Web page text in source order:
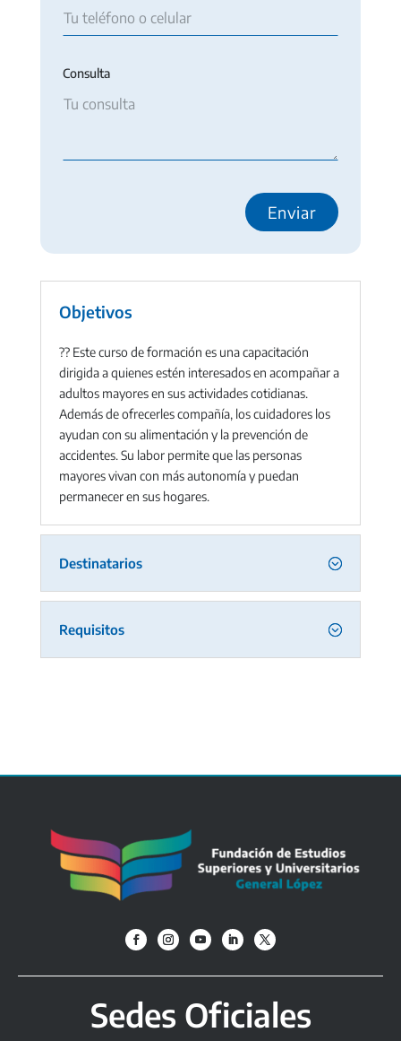
Consulta
Objetivos
?? Este curso de formación es una capacitación
dirigida a quienes estén interesados en acompañar a
adultos mayores en sus actividades cotidianas.
Además de ofrecerles compañía, los cuidadores los
ayudan con su alimentación y la prevención de
accidentes. Su labor permite que las personas
mayores vivan con más autonomía y puedan
permanecer en sus hogares.
Destinatarios
Requisitos
Sedes Oficiales